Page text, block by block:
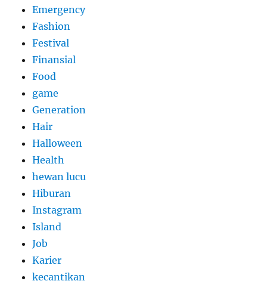
Emergency
Fashion
Festival
Finansial
Food
game
Generation
Hair
Halloween
Health
hewan lucu
Hiburan
Instagram
Island
Job
Karier
kecantikan